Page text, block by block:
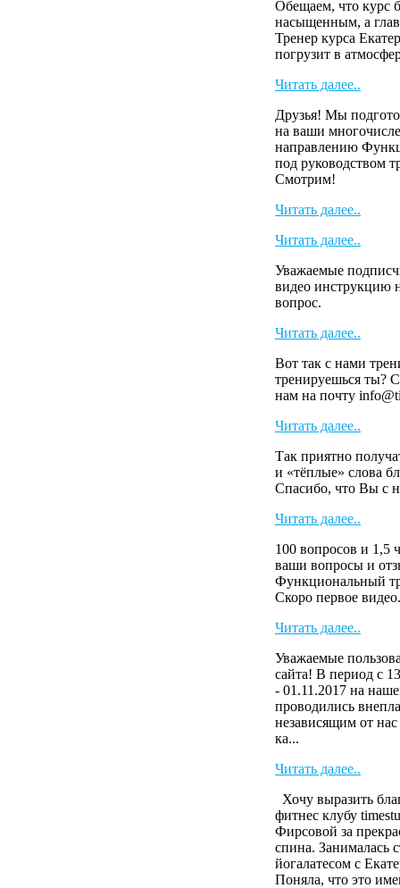
Обещаем, что курс
насыщенным, а
Тренер курса
погрузит в
Читать далее..
Друзья! Мы
на ваши
направлению
под руководством
Смотрим!
Читать далее..
Читать далее..
Уважаемые
видео инструкцию
вопрос.
Читать далее..
Вот так с нами
тренируешься ты?
нам на почту
Читать далее..
Так приятно
и «тёплые» слова
Спасибо, что Вы
Читать далее..
100 вопросов и 1,5
ваши вопросы и
Функциональный
Скоро первое
Читать далее..
Уважаемые
сайта! В период с
- 01.11.2017 на
проводились
независящим от
ка...
Читать далее..
Хочу выразить
фитнес клубу
Фирсовой за
спина. Занималась
йогалатесом с
Поняла, что это